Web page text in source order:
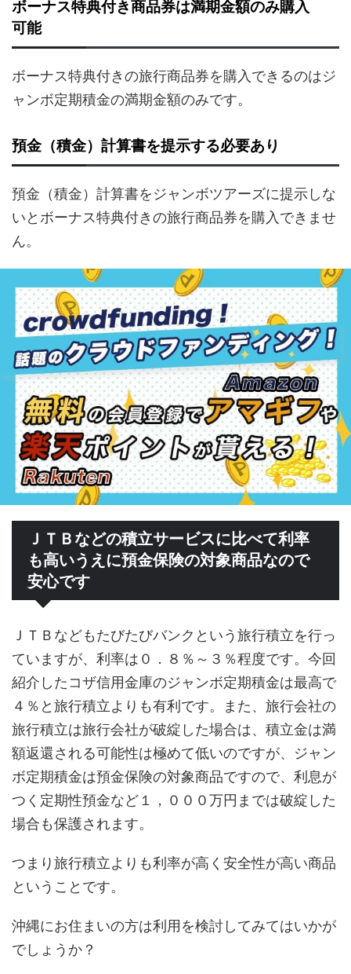
ボーナス特典付き商品券は満期金額のみ購入
可能
ボーナス特典付きの旅行商品券を購入できるのはジ
ャンボ定期積金の満期金額のみです。
預金（積金）計算書を提示する必要あり
預金（積金）計算書をジャンボツアーズに提示しな
いとボーナス特典付きの旅行商品券を購入できませ
ん。
ＪＴＢなどの積立サービスに比べて利率
も高いうえに預金保険の対象商品なので
安心です
ＪＴＢなどもたびたびバンクという旅行積立を行っ
ていますが、利率は０．８％～３％程度です。今回
紹介したコザ信用金庫のジャンボ定期積金は最高で
４％と旅行積立よりも有利です。また、旅行会社の
旅行積立は旅行会社が破綻した場合は、積立金は満
額返還される可能性は極めて低いのですが、ジャン
ボ定期積金は預金保険の対象商品ですので、利息が
つく定期性預金など１，０００万円までは破綻した
場合も保護されます。
つまり旅行積立よりも利率が高く安全性が高い商品
ということです。
沖縄にお住まいの方は利用を検討してみてはいかが
でしょうか？